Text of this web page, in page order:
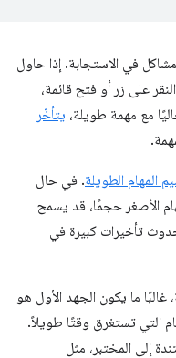
في الاستجابة. إذا حاول
على زر أو فتح قائمة،
مع مهمة طويلة، يتأخّر
المهام الطويلة. في حال
الأصغر حجمًا، قد يسمح
تأخيرات كبيرة في
ما يكون الجهد الأول هو
التي تستغرق وقتًا طويلاً.
إلى المختبر، مثل